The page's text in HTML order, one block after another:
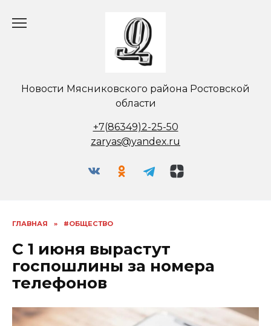
Новости Мясниковского района Ростовской
области
+7(86349)2-25-50
zaryas@yandex.ru
ГЛАВНАЯ » #ОБЩЕСТВО
С 1 июня вырастут
госпошлины за номера
телефонов